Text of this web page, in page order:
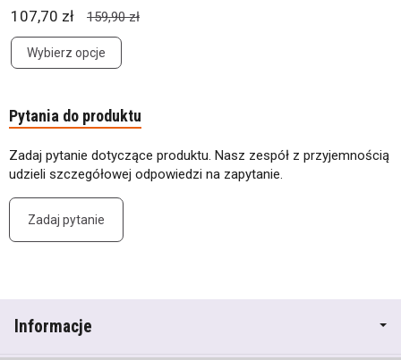
107,70 zł 159,90 zł
Wybierz opcje
Pytania do produktu
Zadaj pytanie dotyczące produktu. Nasz zespół z przyjemnością
udzieli szczegółowej odpowiedzi na zapytanie.
Zadaj pytanie
Informacje